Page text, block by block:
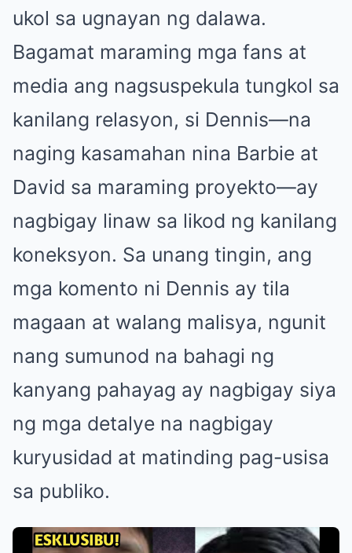
ukol sa ugnayan ng dalawa.
Bagamat maraming mga fans at
media ang nagsuspekula tungkol sa
kanilang relasyon, si Dennis—na
naging kasamahan nina Barbie at
David sa maraming proyekto—ay
nagbigay linaw sa likod ng kanilang
koneksyon. Sa unang tingin, ang
mga komento ni Dennis ay tila
magaan at walang malisya, ngunit
nang sumunod na bahagi ng
kanyang pahayag ay nagbigay siya
ng mga detalye na nagbigay
kuryusidad at matinding pag-usisa
sa publiko.